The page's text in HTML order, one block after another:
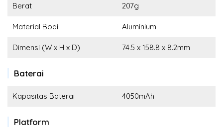
Berat 207g
Material Bodi Aluminium
Dimensi (W x H x D) 74.5 x 158.8 x 8.2mm
Baterai
Kapasitas Baterai 4050mAh
Platform